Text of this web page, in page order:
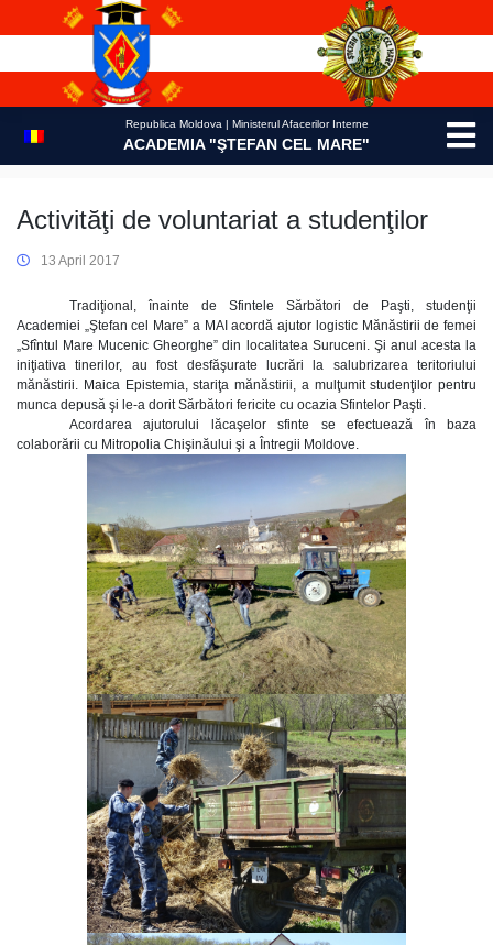
Republica Moldova | Ministerul Afacerilor Interne
ACADEMIA "ŞTEFAN CEL MARE"
Activităţi de voluntariat a studenţilor
13 April 2017
Tradiţional, înainte de Sfintele Sărbători de Paşti, studenţii
Academiei „Ştefan cel Mare” a MAI acordă ajutor logistic Mănăstirii de femei
„Sfîntul Mare Mucenic Gheorghe” din localitatea Suruceni. Şi anul acesta la
iniţiativa tinerilor, au fost desfăşurate lucrări la salubrizarea teritoriului
mănăstirii. Maica Epistemia, stariţa mănăstirii, a mulţumit studenţilor pentru
munca depusă şi le-a dorit Sărbători fericite cu ocazia Sfintelor Paşti.
Acordarea ajutorului lăcaşelor sfinte se efectuează în baza
colaborării cu Mitropolia Chişinăului şi a Întregii Moldove.